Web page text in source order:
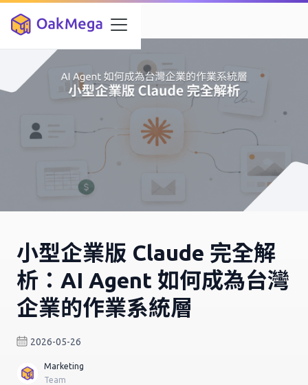
小型企業版 Claude 完全解
析：AI Agent 如何成為台灣
企業的作業系統層
Marketing
Team
2026-05-26